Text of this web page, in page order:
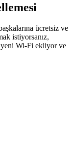
ücretsiz ve
istiyorsanız,
Wi-Fi ekliyor ve